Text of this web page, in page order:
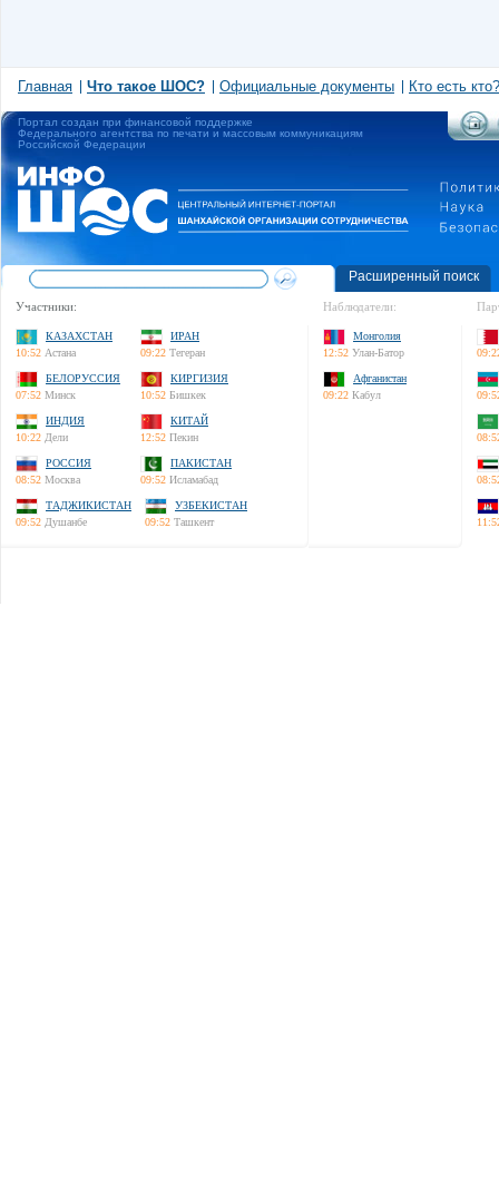
Главная Что такое ШОС? Официальные документы Кто есть кто?
Портал создан при финансовой поддержке
Федерального агентства по печати и массовым коммуникациям
Российской Федерации
Расширенный поиск
Участники:
КАЗАХСТАН
10:52 Астана
ИРАН
09:22 Тегеран
БЕЛОРУССИЯ
07:52 Минск
КИРГИЗИЯ
10:52 Бишкек
ИНДИЯ
10:22 Дели
КИТАЙ
12:52 Пекин
РОССИЯ
08:52 Москва
ПАКИСТАН
09:52 Исламабад
ТАДЖИКИСТАН
09:52 Душанбе
УЗБЕКИСТАН
09:52 Ташкент
Наблюдатели:
Монголия
12:52 Улан-Батор
Афганистан
09:22 Кабул